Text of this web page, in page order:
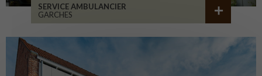
SERVICE AMBULANCIER
GARCHES